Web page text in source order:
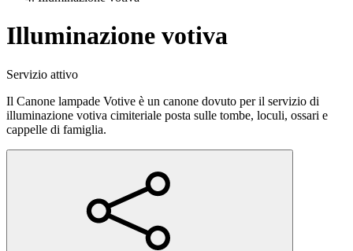
Illuminazione votiva
Servizio attivo
Il Canone lampade Votive è un canone dovuto per il servizio di
illuminazione votiva cimiteriale posta sulle tombe, loculi, ossari e
cappelle di famiglia.